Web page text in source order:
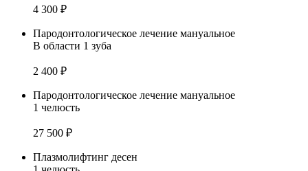
4 300 ₽
Пародонтологическое лечение мануальное
В области 1 зуба
2 400 ₽
Пародонтологическое лечение мануальное
1 челюсть
27 500 ₽
Плазмолифтинг десен